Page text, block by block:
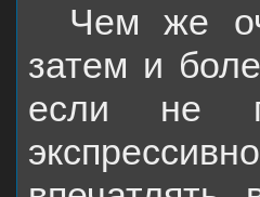
Чем же
затем и
если не